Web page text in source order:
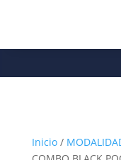
Inicio/